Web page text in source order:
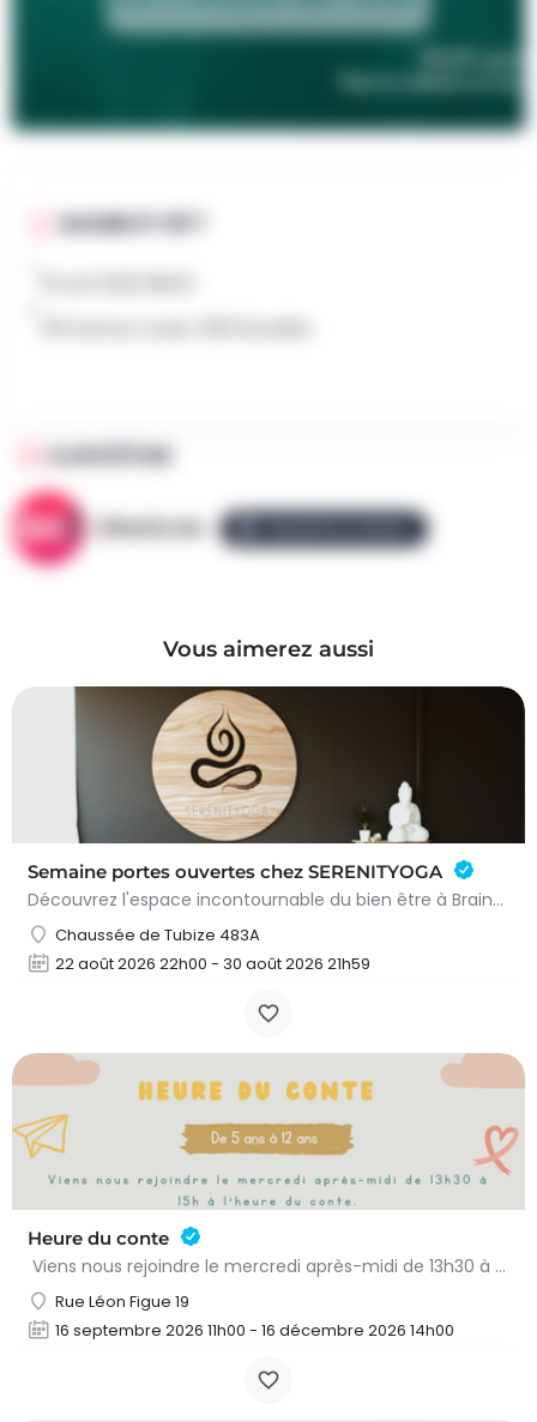
QUAND ET OÙ ?
AllezGo.be
Vous aimerez aussi
Semaine portes ouvertes chez SERENITYOGA
Découvrez l'espace incontournable du bien être à Braine L'alleud!Du 23 au 30 aout 2026 nous proposons un Pass…
Chaussée de Tubize 483A
22 août 2026 22h00 - 30 août 2026 21h59
Heure du conte
Viens nous rejoindre le mercredi après-midi de 13h30 à 15h à l’heure du conte. On y lit des histoires…
Rue Léon Figue 19
16 septembre 2026 11h00 - 16 décembre 2026 14h00